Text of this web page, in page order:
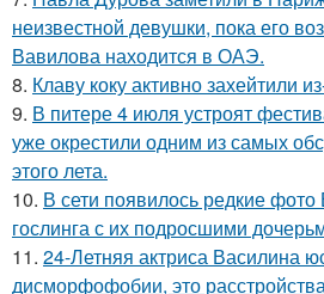
неизвестной девушки, пока его
Вавилова находится в ОАЭ.
8. Клаву коку активно захейтили
9. В питере 4 июля устроят
уже окрестили одним из самых
этого лета.
10. В сети появилось редкие
гослинга с их подросшими
11. 24-Летняя актриса Василина
дисморфофобии, это